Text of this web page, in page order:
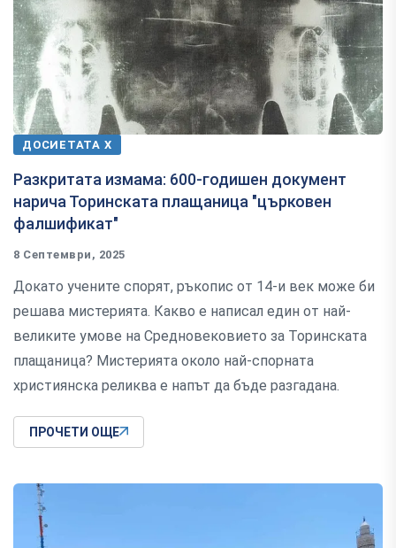
ДОСИЕТАТА Х
Разкритата измама: 600-годишен документ
нарича Торинската плащаница "църковен
фалшификат"
8 Септември, 2025
Докато учените спорят, ръкопис от 14-и век може би
решава мистерията. Какво е написал един от най-
великите умове на Средновековието за Торинската
плащаница? Мистерията около най-спорната
християнска реликва е напът да бъде разгадана.
ПРОЧЕТИ ОЩЕ